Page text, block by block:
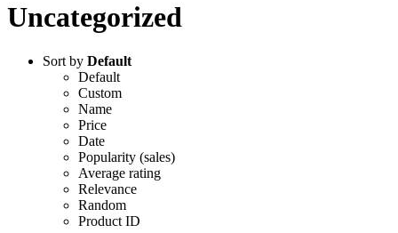
Uncategorized
Sort by Default
Default
Custom
Name
Price
Date
Popularity (sales)
Average rating
Relevance
Random
Product ID